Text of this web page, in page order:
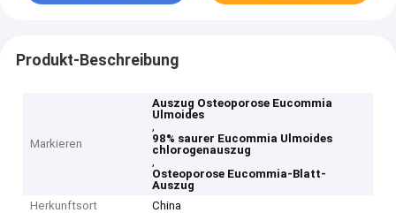
Produkt-Beschreibung
Markieren
Auszug Osteoporose Eucommia
Ulmoides
,
98% saurer Eucommia Ulmoides
chlorogenauszug
,
Osteoporose Eucommia-Blatt-
Auszug
Herkunftsort
China